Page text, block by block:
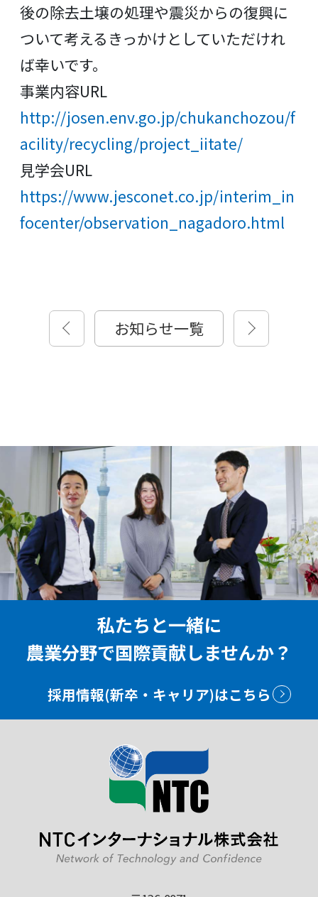
後の除去土壌の処理や震災からの復興に
ついて考えるきっかけとしていただけれ
ば幸いです。
事業内容URL
http://josen.env.go.jp/chukanchozou/f
acility/recycling/project_iitate/
見学会URL
https://www.jesconet.co.jp/interim_in
focenter/observation_nagadoro.html
お知らせ一覧
私たちと一緒に
農業分野で国際貢献しませんか？
採用情報(新卒・キャリア)はこちら